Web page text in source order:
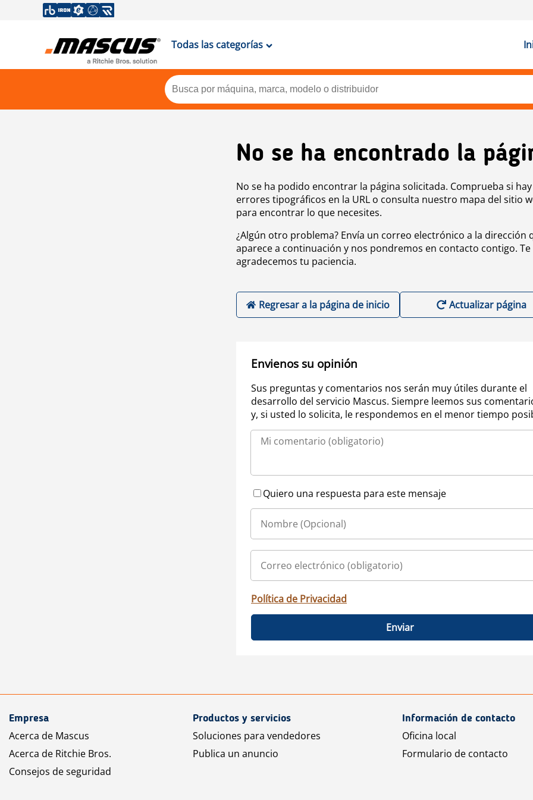
Todas las categorías
No se ha encontrado la
No se ha podido encontrar la página solicitada. Comprueba si hay
errores tipográficos en la URL o consulta nuestro mapa del sitio
para encontrar lo que necesites.
¿Algún otro problema? Envía un correo electrónico a la dirección
aparece a continuación y nos pondremos en contacto contigo. Te
agradecemos tu paciencia.
Regresar a la página de inicio Actualizar página
Envienos su opinión
Sus preguntas y comentarios nos serán muy útiles durante el
desarrollo del servicio Mascus. Siempre leemos sus
y, si usted lo solicita, le respondemos en el menor tiempo
Quiero una respuesta para este mensaje
Política de Privacidad
Enviar
Empresa
Acerca de Mascus
Acerca de Ritchie Bros.
Consejos de seguridad
Productos y servicios
Soluciones para vendedores
Publica un anuncio
Información de contacto
Oficina local
Formulario de contacto